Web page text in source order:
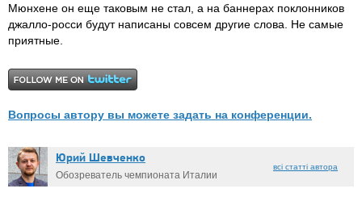
Мюнхене он еще таковым не стал, а на баннерах поклонников
джалло-росси будут написаны совсем другие слова. Не самые
приятные.
Вопросы автору вы можете задать на конференции.
Юрий Шевченко
Обозреватель чемпионата Италии
всі статті автора